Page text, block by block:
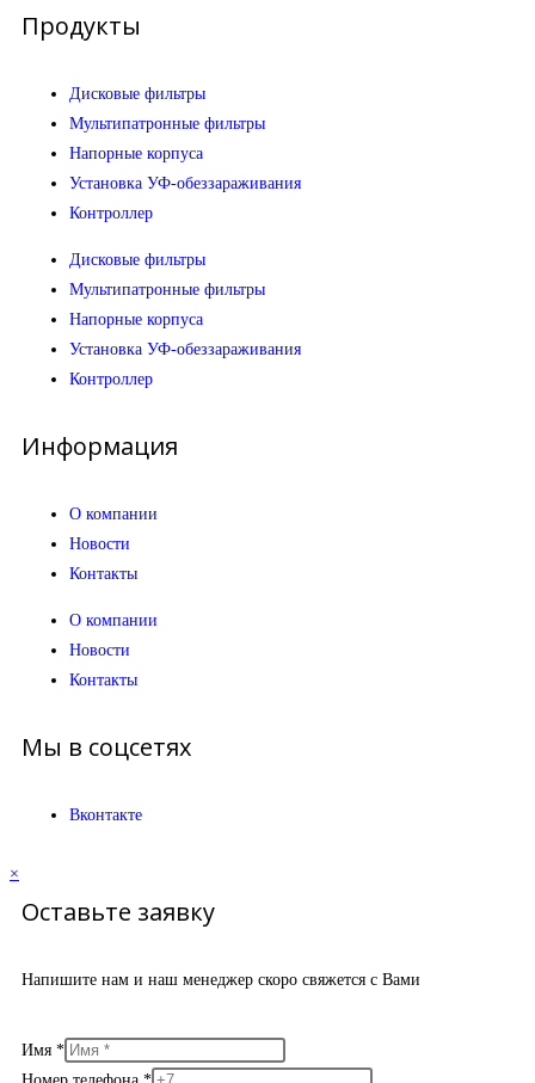
Продукты
Дисковые фильтры
Мультипатронные фильтры
Напорные корпуса
Установка УФ-обеззараживания
Контроллер
Дисковые фильтры
Мультипатронные фильтры
Напорные корпуса
Установка УФ-обеззараживания
Контроллер
Информация
О компании
Новости
Контакты
О компании
Новости
Контакты
Мы в соцсетях
Вконтакте
×
Оставьте заявку
Напишите нам и наш менеджер скоро свяжется с Вами
Имя *